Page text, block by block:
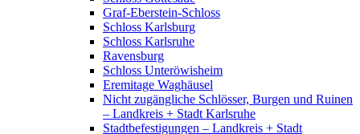
Graf-Eberstein-Schloss
Schloss Karlsburg
Schloss Karlsruhe
Ravensburg
Schloss Unteröwisheim
Eremitage Waghäusel
Nicht zugängliche Schlösser, Burgen und Ruinen
– Landkreis + Stadt Karlsruhe
Stadtbefestigungen – Landkreis + Stadt